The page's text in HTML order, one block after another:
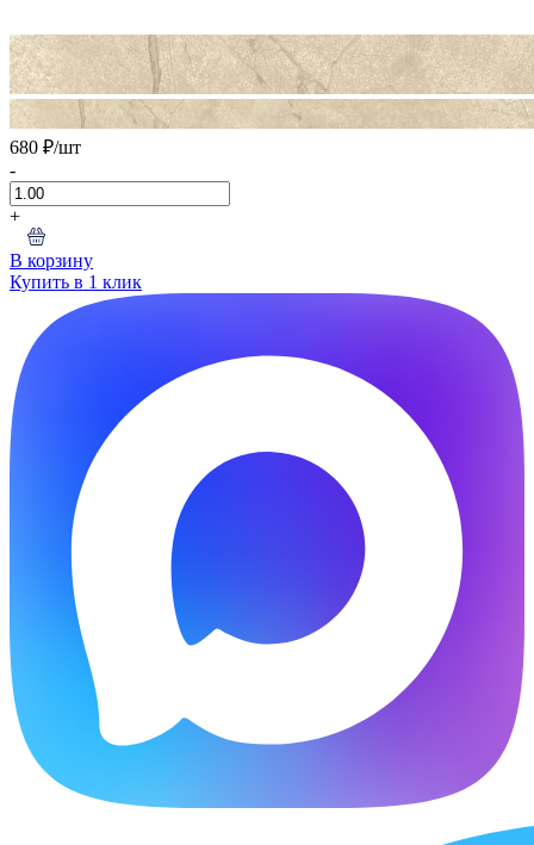
680 ₽/шт
-
+
В корзину
Купить в 1 клик